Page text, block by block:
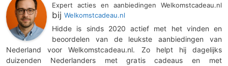
Expert acties en aanbiedingen Welkomstcadeau.nl
bij Welkomstcadeau.nl
Hidde is sinds 2020 actief met het vinden en
beoordelen van de leukste aanbiedingen van
Nederland voor Welkomstcadeau.nl. Zo helpt hij dagelijks
duizenden Nederlanders met gratis cadeaus en met